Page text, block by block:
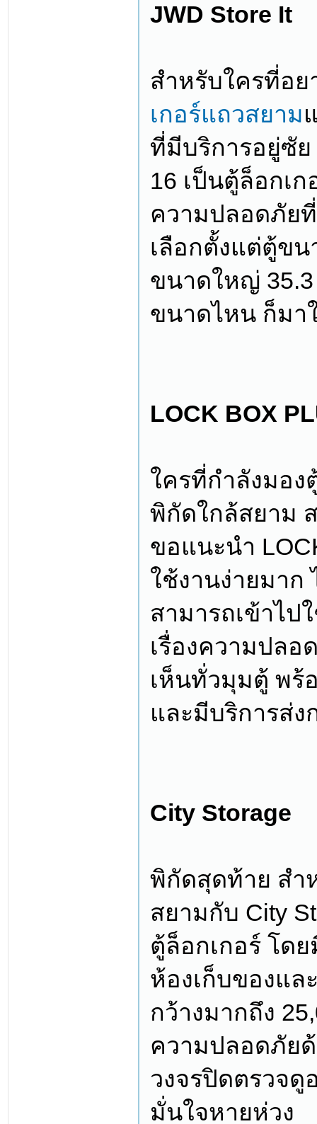
JWD Store It
สำหรับใครที่อย
เกอร์แถวสยาม
ที่มีบริการอยู่ซั
16 เป็นตู้ล็อกเ
ความปลอดภัย
เลือกตั้งแต่ตู้ขน
ขนาดใหญ่ 35.3
ขนาดไหน ก็มา
LOCK BOX
ใครที่กำลังมอง
พิกัดใกล้สยาม
ขอแนะนำ
ใช้งานง่ายมาก
สามารถเข้าไป
เรื่องความปลอ
เห็นทั่วมุมตู้ พร้
และมีบริการส่ง
City Storage
พิกัดสุดท้าย สำ
สยามกับ City
ตู้ล็อกเกอร์ โด
ห้องเก็บของแ
กว้างมากถึง
ความปลอดภัย
วงจรปิดตรวจดู
มั่นใจหายห่วง